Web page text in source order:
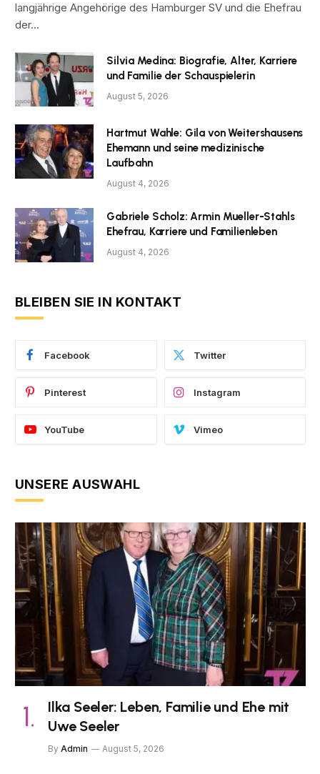
langjährige Angehörige des Hamburger SV und die Ehefrau
der…
Silvia Medina: Biografie, Alter, Karriere
und Familie der Schauspielerin
August 5, 2026
Hartmut Wahle: Gila von Weitershausens
Ehemann und seine medizinische
Laufbahn
August 4, 2026
Gabriele Scholz: Armin Mueller-Stahls
Ehefrau, Karriere und Familienleben
August 4, 2026
BLEIBEN SIE IN KONTAKT
Facebook Twitter
Pinterest Instagram
YouTube Vimeo
UNSERE AUSWAHL
Ilka Seeler: Leben, Familie und Ehe mit
Uwe Seeler
By Admin August 5, 2026